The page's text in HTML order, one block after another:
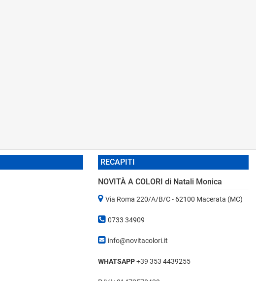
RECAPITI
NOVITÀ A COLORI di Natali Monica
Via Roma 220/A/B/C - 62100 Macerata (MC)
0733 34909
info@novitacolori.it
WHATSAPP+39 353 4439255